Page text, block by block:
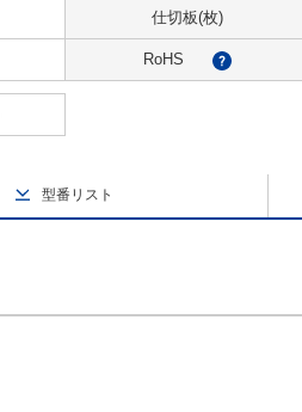
仕切板(枚)
RoHS ?
型番リスト